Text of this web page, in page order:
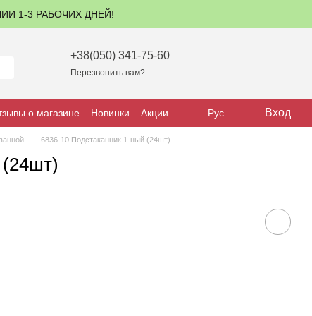
1-3 РАБОЧИХ ДНЕЙ!
+38(050) 341-75-60
Перезвонить вам?
о магазине Новинки Акции Рус Вход
6836-10 Подстаканник 1-ный (24шт)